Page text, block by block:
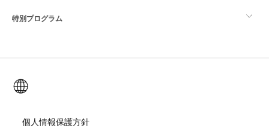
Esri Young Professionals Network
イベント
ロケーション インテリジェンス
トレーニング
ArcUser
ArcNews
Esri について
採用情報
オープンビジョン
特別プログラム
ArcGIS for Student Use
自然保護
個人情報保護方針